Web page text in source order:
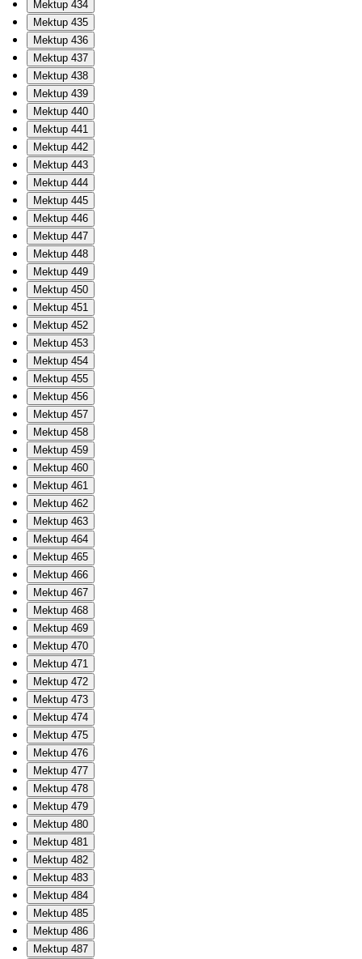
Mektup 434
Mektup 435
Mektup 436
Mektup 437
Mektup 438
Mektup 439
Mektup 440
Mektup 441
Mektup 442
Mektup 443
Mektup 444
Mektup 445
Mektup 446
Mektup 447
Mektup 448
Mektup 449
Mektup 450
Mektup 451
Mektup 452
Mektup 453
Mektup 454
Mektup 455
Mektup 456
Mektup 457
Mektup 458
Mektup 459
Mektup 460
Mektup 461
Mektup 462
Mektup 463
Mektup 464
Mektup 465
Mektup 466
Mektup 467
Mektup 468
Mektup 469
Mektup 470
Mektup 471
Mektup 472
Mektup 473
Mektup 474
Mektup 475
Mektup 476
Mektup 477
Mektup 478
Mektup 479
Mektup 480
Mektup 481
Mektup 482
Mektup 483
Mektup 484
Mektup 485
Mektup 486
Mektup 487